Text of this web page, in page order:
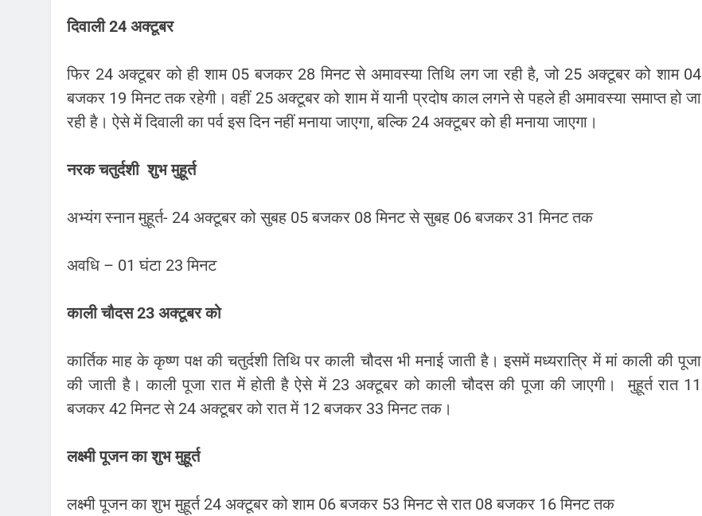
दिवाली 24 अक्टूबर
फिर 24 अक्टूबर को ही शाम 05 बजकर 28 मिनट से अमावस्या तिथि लग जा रही है, जो 25 अक्टूबर को शाम 04
बजकर 19 मिनट तक रहेगी। वहीं 25 अक्टूबर को शाम में यानी प्रदोष काल लगने से पहले ही अमावस्या समाप्त हो जा
रही है। ऐसे में दिवाली का पर्व इस दिन नहीं मनाया जाएगा, बल्कि 24 अक्टूबर को ही मनाया जाएगा।
नरक चतुर्दशी शुभ मुहूर्त
अभ्यंग स्नान मुहूर्त- 24 अक्टूबर को सुबह 05 बजकर 08 मिनट से सुबह 06 बजकर 31 मिनट तक
अवधि – 01 घंटा 23 मिनट
काली चौदस 23 अक्टूबर को
कार्तिक माह के कृष्ण पक्ष की चतुर्दशी तिथि पर काली चौदस भी मनाई जाती है। इसमें मध्यरात्रि में मां काली की पूजा
की जाती है। काली पूजा रात में होती है ऐसे में 23 अक्टूबर को काली चौदस की पूजा की जाएगी। मुहूर्त रात 11
बजकर 42 मिनट से 24 अक्टूबर को रात में 12 बजकर 33 मिनट तक।
लक्ष्मी पूजन का शुभ मुहूर्त
लक्ष्मी पूजन का शुभ मुहूर्त 24 अक्टूबर को शाम 06 बजकर 53 मिनट से रात 08 बजकर 16 मिनट तक